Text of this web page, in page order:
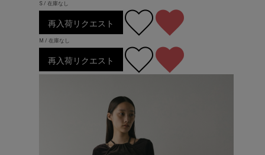
S / 在庫なし
再入荷リクエスト
M / 在庫なし
再入荷リクエスト